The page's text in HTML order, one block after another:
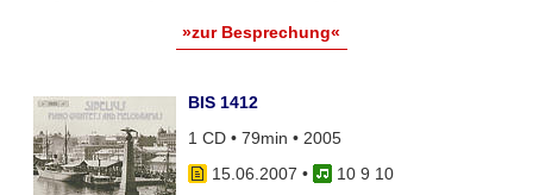
»zur Besprechung«
BIS 1412
1 CD • 79min • 2005
15.06.2007 •
10 9 10